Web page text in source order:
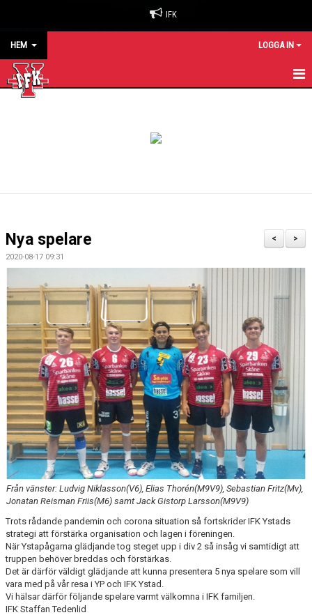
IFK
HEM LOGGA IN
KALENDER
KONTAKT
>
<
Nya spelare
2020-08-17 09:31
Från vänster: Ludvig Niklasson(V6), Elias Thorén(M9V9), Sebastian Fritz(Mv),
Jonatan Reisman Friis(M6) samt Jack Gistorp Larsson(M9V9)
Trots rådande pandemin och corona situation så fortskrider IFK Ystads
strategi att förstärka organisation och lagen i föreningen.
När Ystapågarna glädjande tog steget upp i div 2 så insåg vi samtidigt att
truppen behöver breddas och förstärkas.
Det är därför väldigt glädjande att kunna presentera 5 nya spelare som vill
vara med på vår resa i YP och IFK Ystad.
Vi hälsar därför följande spelare varmt välkomna i IFK familjen.
IFK Staffan Tedenlid